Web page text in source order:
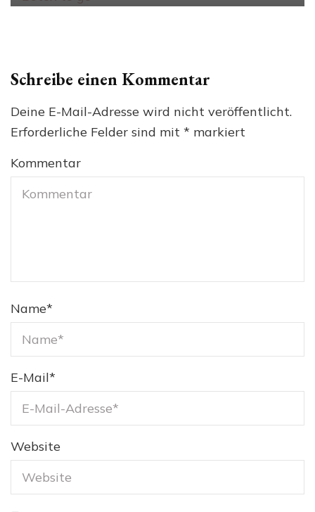
Schreibe einen Kommentar
Deine E-Mail-Adresse wird nicht veröffentlicht.
Erforderliche Felder sind mit * markiert
Kommentar
Name*
E-Mail*
Website